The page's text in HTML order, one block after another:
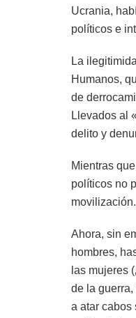
Ucrania,
políticos e
La
Humanos,
de
Llevados al
delito y
Mientras
políticos no
movilización.
Ahora, sin
hombres,
las mujeres
de la
a atar cabos